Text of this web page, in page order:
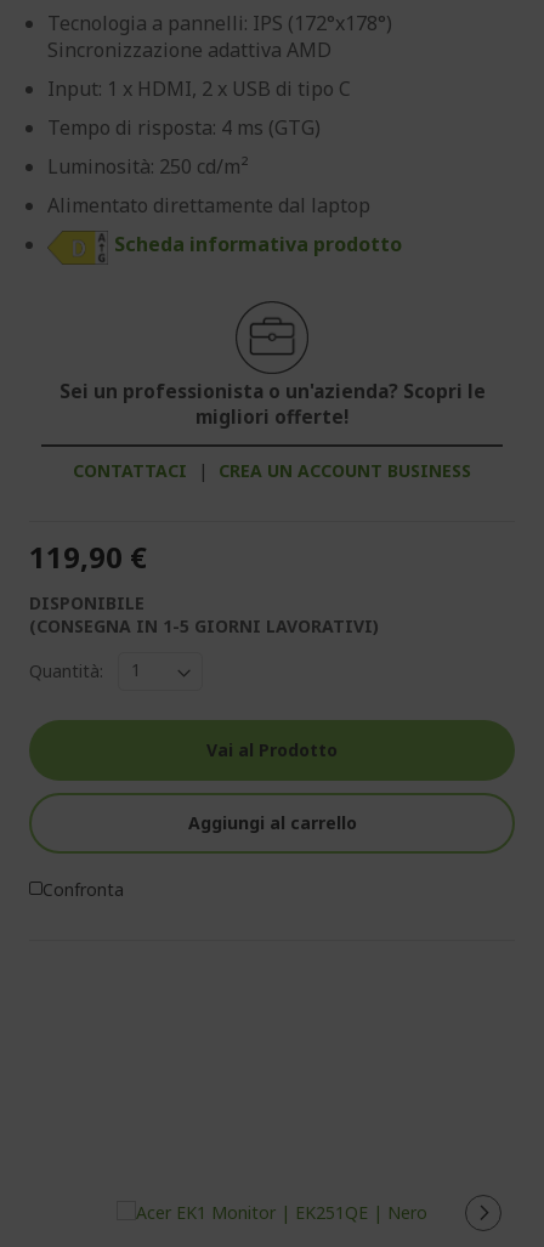
Tecnologia a pannelli: IPS (172°x178°)
Sincronizzazione adattiva AMD
Input: 1 x HDMI, 2 x USB di tipo C
Tempo di risposta: 4 ms (GTG)
Luminosità: 250 cd/m²
Alimentato direttamente dal laptop
Scheda informativa prodotto
Sei un professionista o un'azienda? Scopri le
migliori offerte!
CONTATTACI | CREA UN ACCOUNT BUSINESS
119,90 €
DISPONIBILE
(CONSEGNA IN 1-5 GIORNI LAVORATIVI)
Quantità:
Vai al Prodotto
Aggiungi al carrello
Confronta